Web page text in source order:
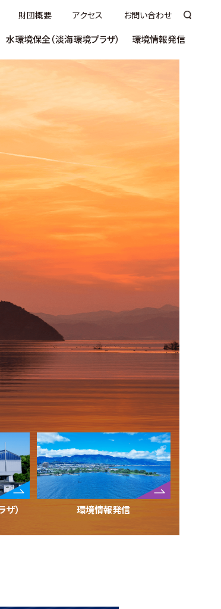
財団概要 アクセス お問い合わせ
ヨシ群落保全活動奨励事業
環びわこ学生
ネットゼロ推進
事業者向け普及啓発
お役立ち資料
水環境保全（淡海環境プラザ）
（技術講習会／セミナー）
ご意見・ご感想
環境情報発信
ザ） 環境情報発信